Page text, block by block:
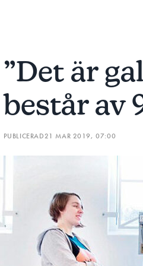
”Det är
består av
PUBLICERAD21 MAR 2019, 07:00